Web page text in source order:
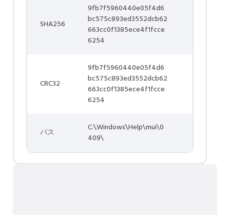
SHA256
9fb7f5960440e05f4d6
bc575c893ed3552dcb62
663cc0f1385ece4f1fcce
6254
CRC32
9fb7f5960440e05f4d6
bc575c893ed3552dcb62
663cc0f1385ece4f1fcce
6254
パス
C:\Windows\Help\mui\0
409\